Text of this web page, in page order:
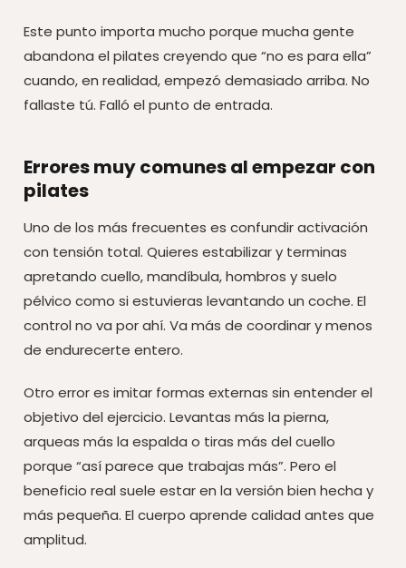
Este punto importa mucho porque mucha gente
abandona el pilates creyendo que “no es para ella”
cuando, en realidad, empezó demasiado arriba. No
fallaste tú. Falló el punto de entrada.
Errores muy comunes al empezar con
pilates
Uno de los más frecuentes es confundir activación
con tensión total. Quieres estabilizar y terminas
apretando cuello, mandíbula, hombros y suelo
pélvico como si estuvieras levantando un coche. El
control no va por ahí. Va más de coordinar y menos
de endurecerte entero.
Otro error es imitar formas externas sin entender el
objetivo del ejercicio. Levantas más la pierna,
arqueas más la espalda o tiras más del cuello
porque “así parece que trabajas más”. Pero el
beneficio real suele estar en la versión bien hecha y
más pequeña. El cuerpo aprende calidad antes que
amplitud.